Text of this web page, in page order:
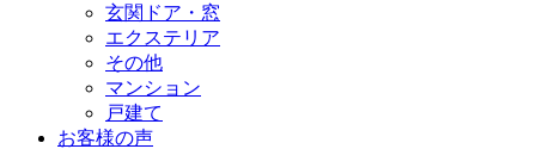
玄関ドア・窓
エクステリア
その他
マンション
戸建て
お客様の声